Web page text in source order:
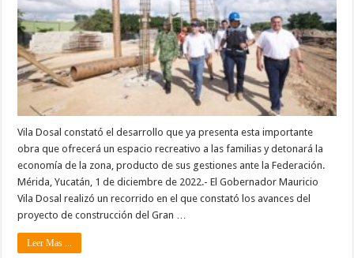
Vila Dosal constató el desarrollo que ya presenta esta importante
obra que ofrecerá un espacio recreativo a las familias y detonará la
economía de la zona, producto de sus gestiones ante la Federación.
Mérida, Yucatán, 1 de diciembre de 2022.- El Gobernador Mauricio
Vila Dosal realizó un recorrido en el que constató los avances del
proyecto de construcción del Gran …
Leer Mas ...